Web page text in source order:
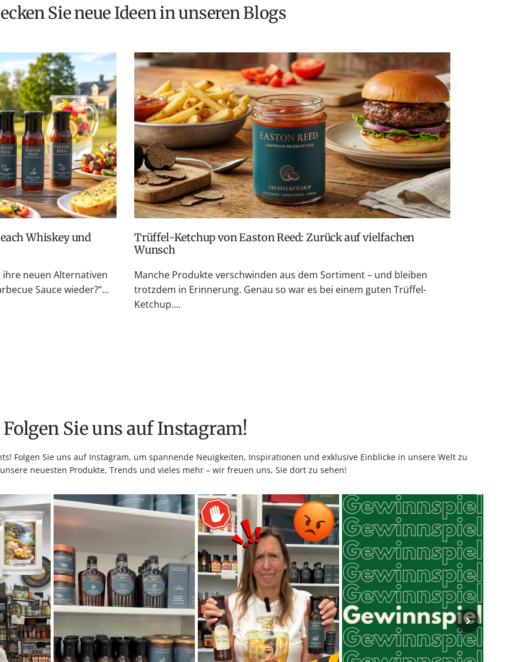
Sie neue Ideen in unseren Blogs
ihre neuen Alternativen
Sauce wieder?“...
Trüffel-Ketchup von Easton Reed: Zurück auf vielfachen
Wunsch
Manche Produkte verschwinden aus dem Sortiment – und bleiben
trotzdem in Erinnerung. Genau so war es bei einem guten Trüffel-
Ketchup....
Folgen Sie uns auf Instagram!
Folgen Sie uns auf Instagram, um spannende Neuigkeiten, Inspirationen und exklusive Einblicke in unsere Welt zu
neuesten Produkte, Trends und vieles mehr – wir freuen uns, Sie dort zu sehen!